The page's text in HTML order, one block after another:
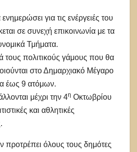
για τις ενέργειές του
σε συνεχή επικοινωνία με τα
Τμήματα.
πολιτικούς γάμους που θα
στο Δημαρχιακό Μέγαρο
έως 9 ατόμων.
μέχρι την 4η Οκτωβρίου
και αθλητικές
όλους τους δημότες